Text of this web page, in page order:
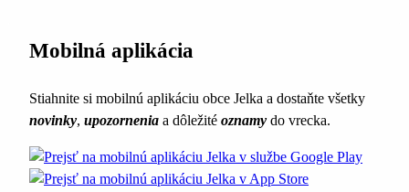
Mobilná aplikácia
Stiahnite si mobilnú aplikáciu obce Jelka a dostaňte všetky
novinky, upozornenia a dôležité oznamy do vrecka.